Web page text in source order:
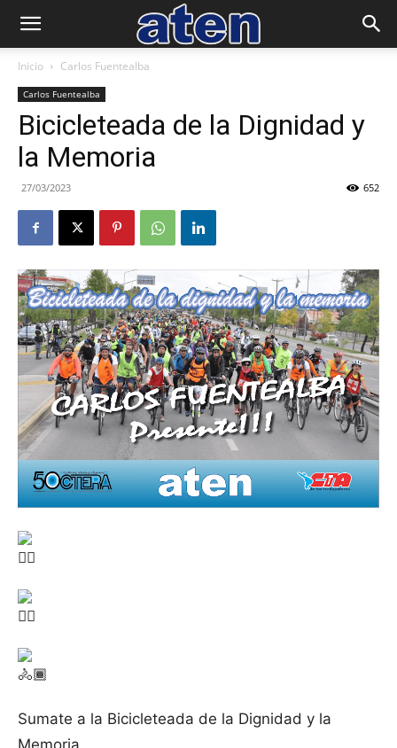
Inicio Carlos Fuentealba
Carlos Fuentealba
Bicicleteada de la Dignidad y
la Memoria
27/03/2023 652
Sumate a la Bicicleteada de la Dignidad y la
Memoria